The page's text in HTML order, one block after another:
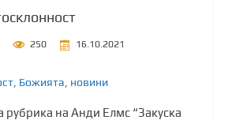
250 16.10.2021
Божията новини
рубрика на Анди Елмс “Закуска